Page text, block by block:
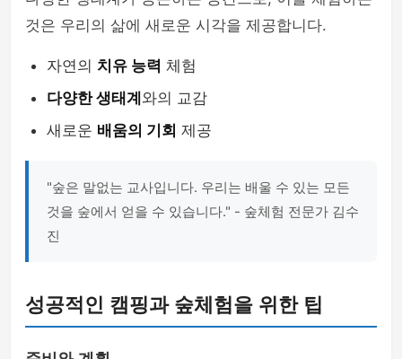
것은 우리의 삶에 새로운 시각을 제공합니다.
자연의 치유 능력 체험
다양한 생태계 와의 교감
새로운 배움의 기회 제공
"숲은 말없는 교사입니다. 우리는 배울 수 있는 모든
것을 숲에서 얻을 수 있습니다." - 숲체험 전문가 김수
진
성공적인 캠핑과 숲체험을 위한 팁